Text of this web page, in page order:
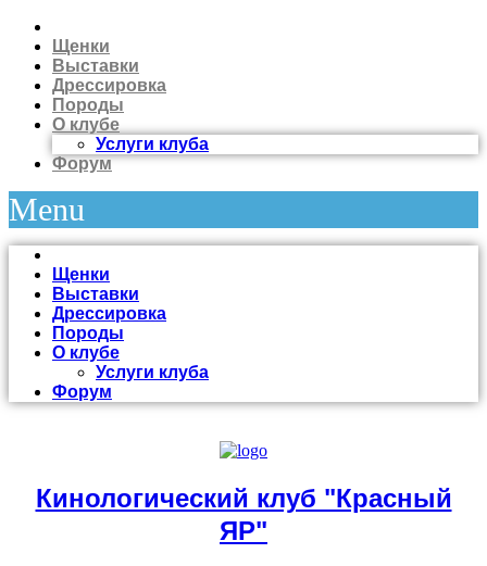
Щенки
Выставки
Дрессировка
Породы
О клубе
Услуги клуба
Форум
Menu
Щенки
Выставки
Дрессировка
Породы
О клубе
Услуги клуба
Форум
Кинологический клуб "Красный
ЯР"